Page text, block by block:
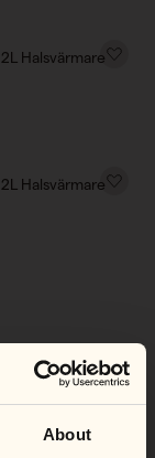
About
Halsvärmare
Halsvärmare